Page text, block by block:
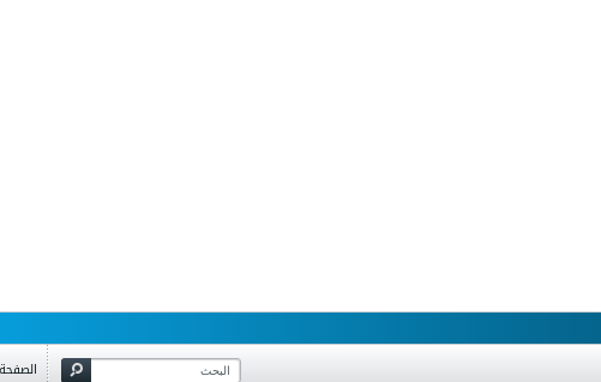
الصفحة